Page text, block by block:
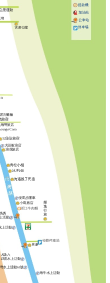
大阪六
13號水上活動
上活動
提款機
加油站
停車場
瓦餐廳
浪花旅店
大頭衝浪店
青松小棧
悅馬沙灘車
浙江牛肉麵
收費停車場
覓夏
媽
活動
海牛水上活動
樂
逸
行
旅
古皮公寓
小島旅店
公車站
海遇親子民宿
B
灣旅店
Casa
旅宿
水上活動61號
沐洋168
槳運動
52柒柒旅宿